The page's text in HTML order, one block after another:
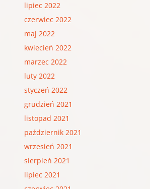
lipiec 2022
czerwiec 2022
maj 2022
kwiecień 2022
marzec 2022
luty 2022
styczeń 2022
grudzień 2021
listopad 2021
październik 2021
wrzesień 2021
sierpień 2021
lipiec 2021